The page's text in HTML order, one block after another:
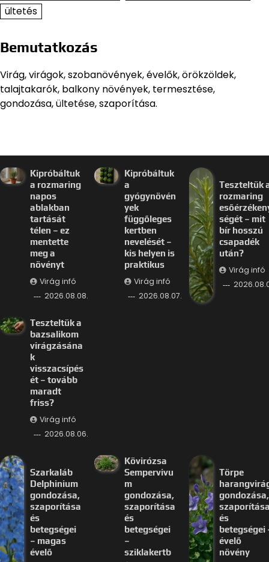
ültetés
Bemutatkozás
Virág, virágok, szobanövények, évelők, örökzöldek,
talajtakarók, balkony növények, termesztése,
gondozása, ültetése, szaporítása.
Kipróbáltuk
a rozmaring
napos
ablakban
tartását
télen – ez
mentette
meg a
növényt
Virág infó
2026.08.08.
Kipróbáltuk
a
gyógynövén
yek
függőleges
kertben
nevelését –
kis helyen is
praktikus
Virág infó
2026.08.07.
Teszteltük
rozmaring
ségét – mit
bír hosszú
csapadék
után?
Virág infó
Teszteltük a
bazsalikom
virágzásána
k
visszacsípés
ét – tovább
maradt
friss?
Virág infó
2026.08.06.
Szarkaláb
Delphinium
gondozása,
szaporítása
és
betegségei
– magas
évelő
Kövirózsa
Sempervivu
m
gondozása,
szaporítása
és
betegségei
–
sziklakertb
Törpe
gondozása,
és
betegségei
évelő
növény